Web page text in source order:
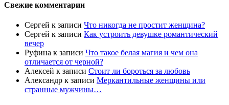
Свежие комментарии
Сергей к записи Что никогда не простит женщина?
Сергей к записи Как устроить девушке романтический
вечер
Руфина к записи Что такое белая магия и чем она
отличается от черной?
Алексей к записи Стоит ли бороться за любовь
Александр к записи Меркантильные женщины или
странные мужчины…